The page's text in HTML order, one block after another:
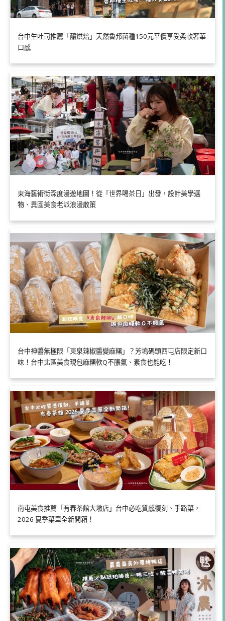
台中生吐司推薦「釀烘焙」天然魯邦菌種150元平價享受柔軟奢華
口感
東海藝術街深度漫遊地圖！從「世界喝茶日」出發，設計美學選
物、異國美食老派浪漫散策
台中神醬無極限「東泉辣椒醬變麻糬」？芳塢碼頭西屯店限定新口
味！台中北區美食現包麻糬軟Q不脹氣、素食也能吃！
南屯美食推薦「有春茶館大墩店」台中必吃質感復刻、手路菜，
2026 夏季菜單全新開箱！